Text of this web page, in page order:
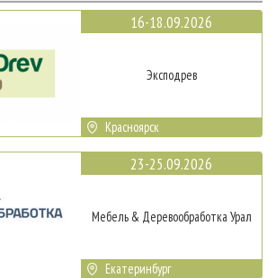
16-18.09.2026
Эксподрев
Красноярск
23-25.09.2026
Мебель & Деревообработка Урал
Екатеринбург